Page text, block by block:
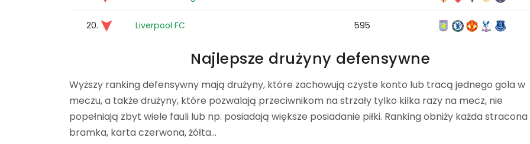
20. Liverpool FC 595
Najlepsze drużyny defensywne
Wyższy ranking defensywny mają drużyny, które zachowują czyste konto lub tracą jednego gola w
meczu, a także drużyny, które pozwalają przeciwnikom na strzały tylko kilka razy na mecz, nie
popełniają zbyt wiele fauli lub np. posiadają większe posiadanie piłki. Ranking obniży każda stracona
bramka, karta czerwona, żółta...